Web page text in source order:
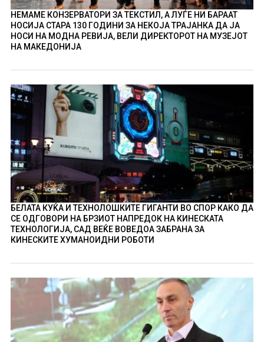
НЕМАМЕ КОНЗЕРВАТОРИ ЗА ТЕКСТИЛ, А ЛУЃЕ НИ БАРААТ
НОСИЈА СТАРА 130 ГОДИНИ ЗА НЕКОЈА ТРАЈАНКА ДА ЈА
НОСИ НА МОДНА РЕВИЈА, ВЕЛИ ДИРЕКТОРОТ НА МУЗЕЈОТ
НА МАКЕДОНИЈА
БЕЛАТА КУЌА И ТЕХНОЛОШКИТЕ ГИГАНТИ ВО СПОР КАКО ДА
СЕ ОДГОВОРИ НА БРЗИОТ НАПРЕДОК НА КИНЕСКАТА
ТЕХНОЛОГИЈА, САД ВЕЌЕ ВОВЕДОА ЗАБРАНА ЗА
КИНЕСКИТЕ ХУМАНОИДНИ РОБОТИ